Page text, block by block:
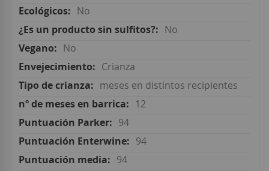
No
No
No
Crianza
meses en distintos recipientes
12
94
94
94